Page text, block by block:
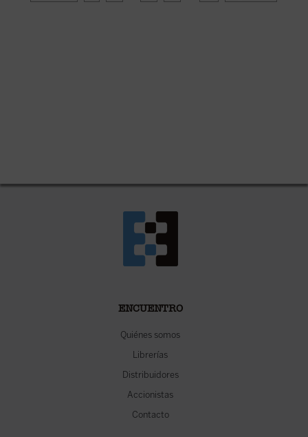
ENCUENTRO
Quiénes somos
Librerías
Distribuidores
Accionistas
Contacto